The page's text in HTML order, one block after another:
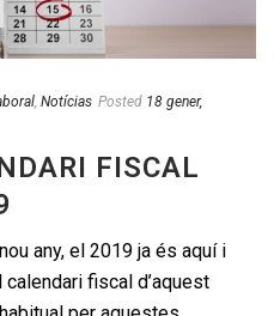
Notícias Posted 18 gener,
FISCAL
any, el 2019 ja és aquí i
fiscal d’aquest